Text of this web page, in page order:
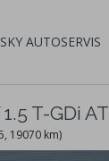
AUTOSERVIS
T-GDi AT
19070 km)